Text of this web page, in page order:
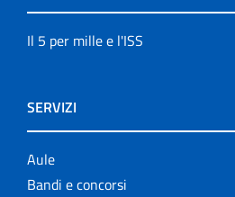
Il 5 per mille e l'ISS
SERVIZI
Aule
Bandi e concorsi